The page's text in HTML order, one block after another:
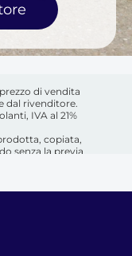
di vendita
dal rivenditore.
IVA al 21%
copiata,
senza la previa